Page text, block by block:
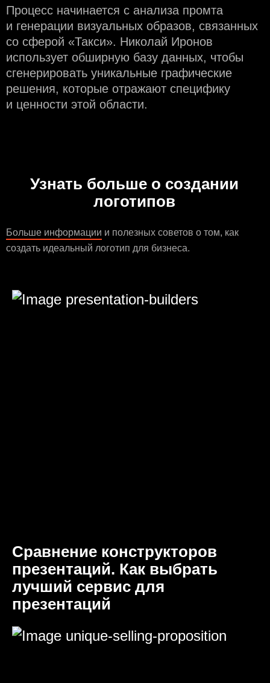
Процесс начинается с анализа промта
и генерации визуальных образов, связанных
со сферой «Такси». Николай Иронов
использует обширную базу данных, чтобы
сгенерировать уникальные графические
решения, которые отражают специфику
и ценности этой области.
Узнать больше о создании
логотипов
Больше информации и полезных советов о том, как
создать идеальный логотип для бизнеса.
Сравнение конструкторов
презентаций. Как выбрать
лучший сервис для
презентаций